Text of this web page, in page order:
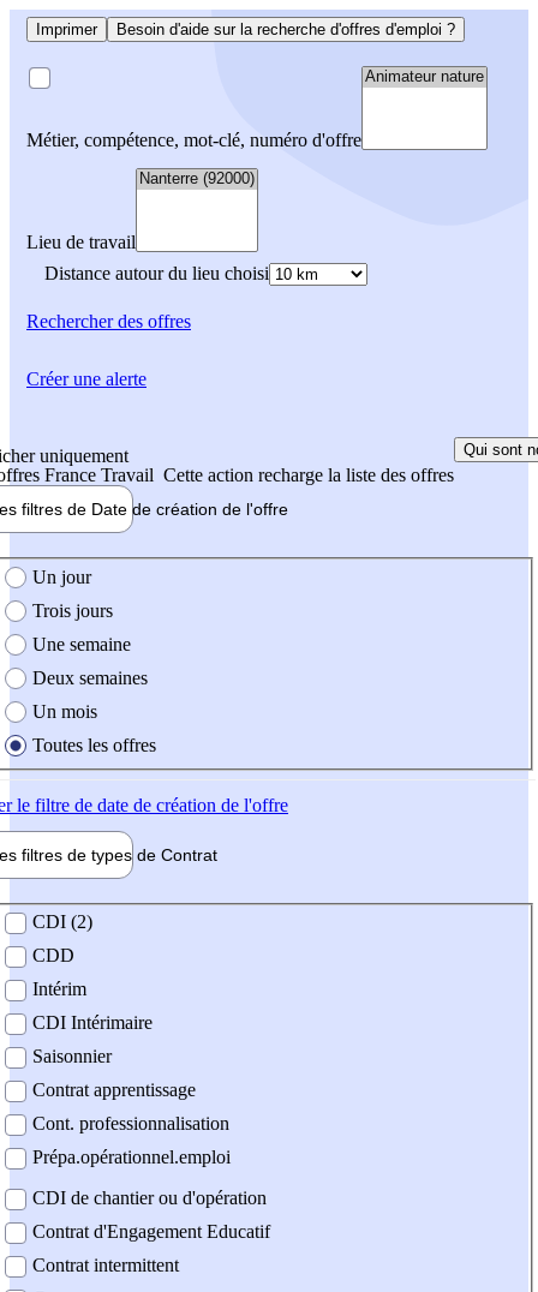
Imprimer Besoin d'aide sur la recherche d'offres d'emploi ?
Métier, compétence, mot-clé, numéro d'offre
Lieu de travail
Distance autour du lieu choisi
Rechercherdes offres
uniquement
France Travail Cette action recharge la liste des offres
Qui sont
filtres de Date de création de l'offre
création de l'offre
Un jour
Trois jours
Une semaine
Deux semaines
Un mois
Toutes les offres
le filtre de date de création de l'offre
filtres de types de Contrat
contrat
CDI (2)
CDD
Intérim
CDI Intérimaire
Saisonnier
Contrat apprentissage
Cont. professionnalisation
Prépa.opérationnel.emploi
CDI de chantier ou d'opération
Contrat d'Engagement Educatif
Contrat intermittent
Créer une alerte